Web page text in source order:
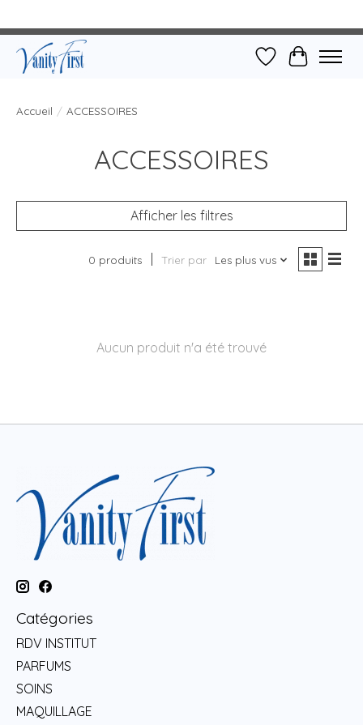
Liste dePanier
Accueil / ACCESSOIRES
ACCESSOIRES
Afficher les filtres
0 produits Trier par Les plus vus
Aucun produit n'a été trouvé
Catégories
RDV INSTITUT
PARFUMS
SOINS
MAQUILLAGE